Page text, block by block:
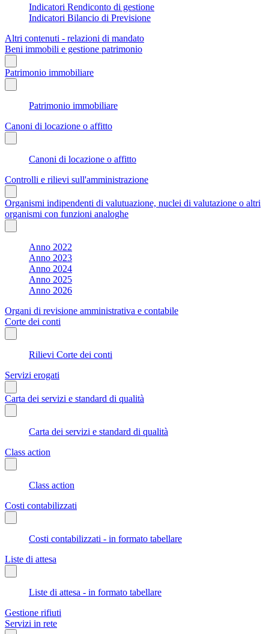
Indicatori Rendiconto di gestione
Indicatori Bilancio di Previsione
Altri contenuti - relazioni di mandato
Beni immobili e gestione patrimonio
Patrimonio immobiliare
Patrimonio immobiliare
Canoni di locazione o affitto
Canoni di locazione o affitto
Controlli e rilievi sull'amministrazione
Organismi indipendenti di valutuazione, nuclei di valutazione o altri
organismi con funzioni analoghe
Anno 2022
Anno 2023
Anno 2024
Anno 2025
Anno 2026
Organi di revisione amministrativa e contabile
Corte dei conti
Rilievi Corte dei conti
Servizi erogati
Carta dei servizi e standard di qualità
Carta dei servizi e standard di qualità
Class action
Class action
Costi contabilizzati
Costi contabilizzati - in formato tabellare
Liste di attesa
Liste di attesa - in formato tabellare
Gestione rifiuti
Servizi in rete